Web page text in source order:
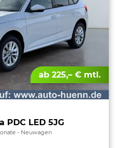
ab 225,– € mtl.
PDC LED 5JG
Neuwagen